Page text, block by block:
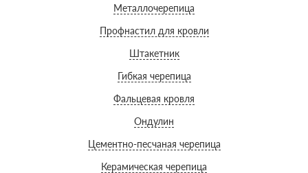
Металлочерепица
Профнастил для кровли
Штакетник
Гибкая черепица
Фальцевая кровля
Ондулин
Цементно-песчаная черепица
Керамическая черепица